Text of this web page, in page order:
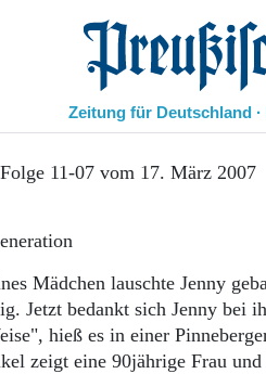
Preußische Allgemeine
Zeitung für Deutschland
11-07 vom 17. März 2007
Mädchen lauschte Jenny
Jetzt bedankt sich Jenny bei
hieß es in einer
zeigt eine 90jährige Frau